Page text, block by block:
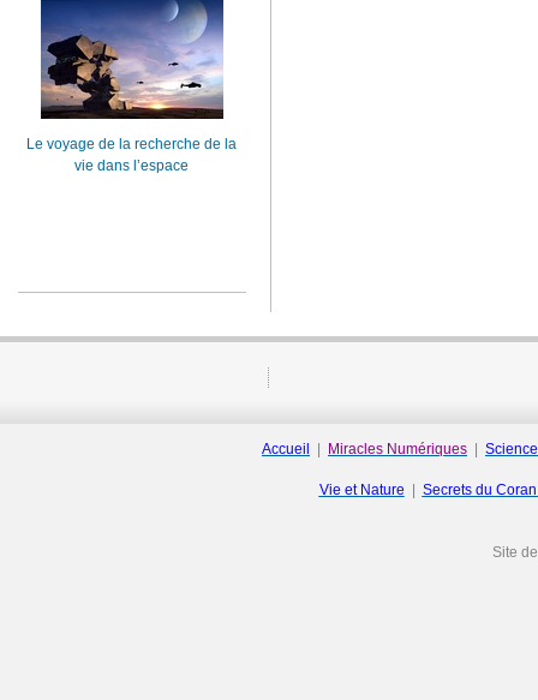
Le voyage de la recherche de la
vie dans l’espace
Accueil Miracles Numériques
Vie et Nature Secrets du
Site